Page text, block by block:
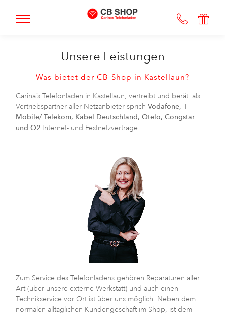
Unsere Leistungen
Was bietet der CB-Shop in Kastellaun?
Carina´s Telefonladen in Kastellaun, vertreibt und berät, als
Vertriebspartner aller Netzanbieter sprichVodafone, T-
Mobile/ Telekom, Kabel Deutschland, Otelo, Congstar
und O2 Internet- und Festnetzverträge.
Zum Service des Telefonladens gehören Reparaturen aller
Art (über unsere externe Werkstatt) und auch einen
Technikservice vor Ort ist über uns möglich. Neben dem
normalen alltäglichen Kundengeschäft im Shop, ist dem